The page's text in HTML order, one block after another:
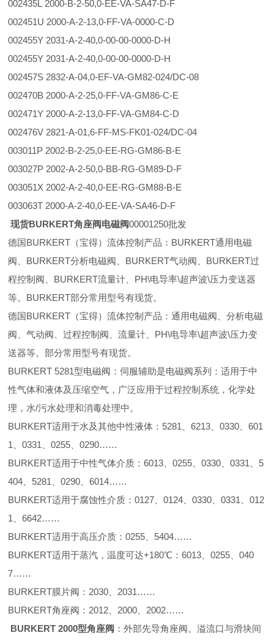
002435L 2000-B-2-50,0-EE-VA-SA47-D-F
002451U 2000-A-2-13,0-FF-VA-0000-C-D
002455Y 2031-A-2-40,0-00-00-0000-D-H
002455Y 2031-A-2-40,0-00-00-0000-D-H
002457S 2832-A-04,0-EF-VA-GM82-024/DC-08
002470B 2000-A-2-25,0-FF-VA-GM86-C-E
002471Y 2000-A-2-13,0-FF-VA-GM84-C-D
002476V 2821-A-01,6-FF-MS-FK01-024/DC-04
003011P 2002-B-2-25,0-EE-RG-GM86-B-E
003027P 2002-A-2-50,0-BB-RG-GM89-D-F
003051X 2002-A-2-40,0-EE-RG-GM88-B-E
003063T 2000-A-2-40,0-EE-VA-SA46-D-F
现货BURKERT角座阀电磁阀00001250批发
德国BURKERT（宝得）流体控制产品：BURKERT通用电磁
阀、BURKERT分析电磁阀、BURKERT气动阀、BURKERT过
程控制阀、BURKERT流量计、PH\电导率\超声波\压力变送器
等。BURKERT部分常用型号有现货。
德国BURKERT（宝得）流体控制产品：通用电磁阀、分析电磁
阀、气动阀、过程控制阀、流量计、PH\电导率\超声波\压力变
送器等。部分常用型号有现货。
BURKERT 5281型电磁阀：伺服辅助是电磁阀系列：适用于中
性气体和液体及压缩空气，广泛应用于过程控制系统，化学处
理，水/污水处理和消毒处理中。
BURKERT适用于水及其他中性液体：5281、6213、0330、601
1、0331、0255、0290……
BURKERT适用于中性气体介质：6013、0255、0330、0331、5
404、5281、0290、6014……
BURKERT适用于腐蚀性介质：0127、0124、0330、0331、012
1、6642……
BURKERT适用于高压介质：0255、5404……
BURKERT适用于蒸汽，温度可达+180℃：6013、0255、040
7……
BURKERT膜片阀：2030、2031……
BURKERT角座阀：2012、2000、2002……
BURKERT 2000型角座阀 ：外部先导角座阀。溢流口与滑块间